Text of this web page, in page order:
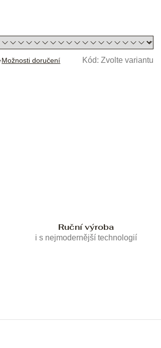
Možnosti doručení Kód: Zvolte variantu
Ruční výroba
i s nejmodernější technologií